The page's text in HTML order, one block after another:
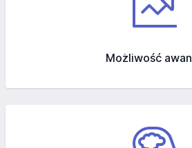
Możliwość